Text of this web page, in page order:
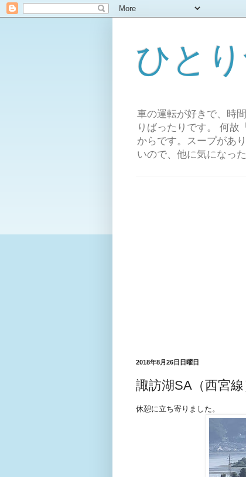
ひと
車の運転が好きで、時
りばったりです。 何故
からです。スープがあ
いので、他に気になっ
2018年8月26日日曜日
諏訪湖SA（西宮線
休憩に立ち寄りました。